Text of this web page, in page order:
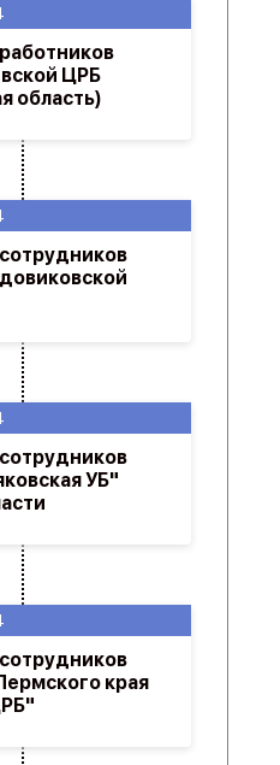
края
УБ"
ЦРБ
область)